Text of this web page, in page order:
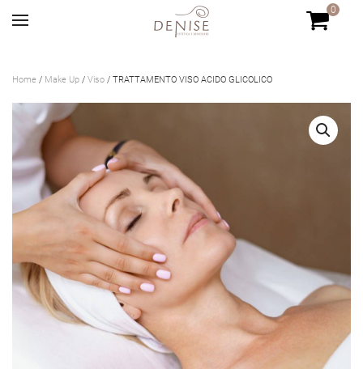
0
Home / Make Up / Viso / TRATTAMENTO VISO ACIDO GLICOLICO